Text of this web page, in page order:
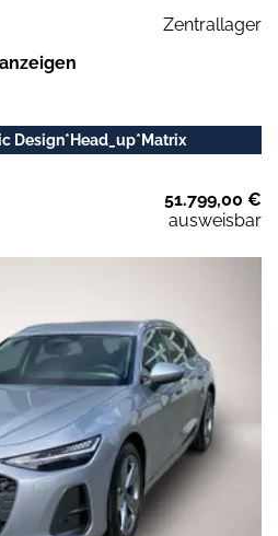
Zentrallager
Design*Head_up*Matrix
51.799,00 €
ausweisbar